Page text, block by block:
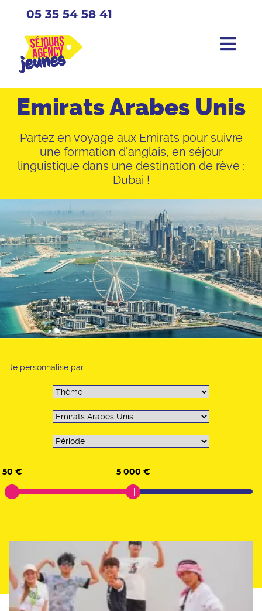
05 35 54 58 41
Emirats Arabes Unis
Partez en voyage aux Emirats pour suivre
une formation d'anglais, en séjour
linguistique dans une destination de rêve :
Dubai !
Je personnalise par
50 € 5 000 €